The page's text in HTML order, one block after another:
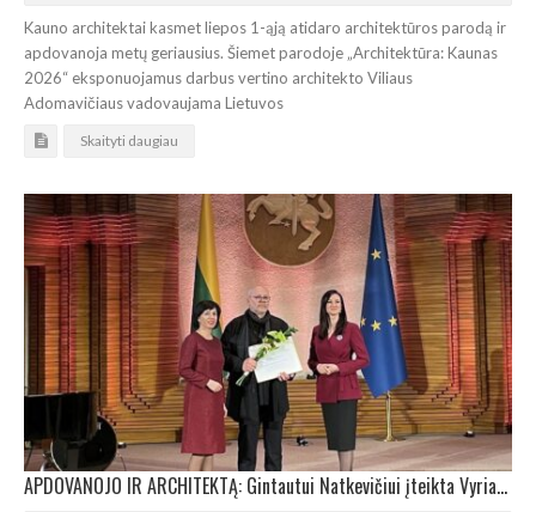
Kauno architektai kasmet liepos 1-ąją atidaro architektūros parodą ir
apdovanoja metų geriausius. Šiemet parodoje „Architektūra: Kaunas
2026“ eksponuojamus darbus vertino architekto Viliaus
Adomavičiaus vadovaujama Lietuvos
Skaityti daugiau
APDOVANOJO IR ARCHITEKTĄ: Gintautui Natkevičiui įteikta Vyriausybės kultūros ir meno premija